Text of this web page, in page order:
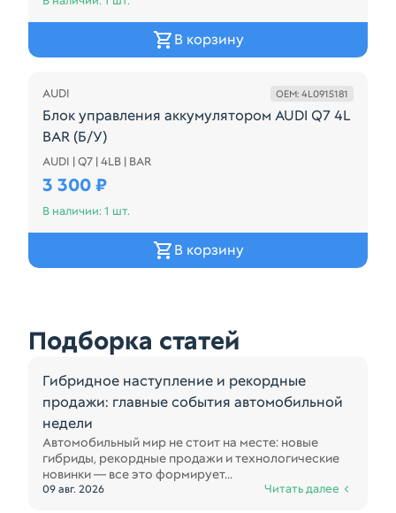
В корзину
AUDI OEM: 4L0915181
Блок управления аккумулятором AUDI Q7 4L
BAR (Б/У)
4L0915181
AUDI | Q7 | 4LB | BAR
3 300 ₽
В наличии: 1 шт.
В корзину
Подборка статей
Гибридное наступление и рекордные
продажи: главные события автомобильной
недели
Автомобильный мир не стоит на месте: новые
гибриды, рекордные продажи и технологические
новинки — все это формирует...
09 авг. 2026 Читать далее